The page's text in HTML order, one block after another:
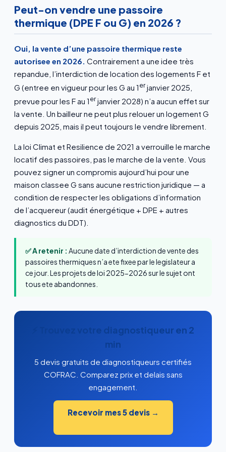
Peut-on vendre une passoire
thermique (DPE F ou G) en 2026 ?
Oui, la vente d’une passoire thermique reste
autorisee en 2026. Contrairement a une idee très
repandue, l’interdiction de location des logements F et
G (entree en vigueur pour les G au 1erjanvier 2025,
prevue pour les F au 1erjanvier 2028) n’a aucun effet sur
la vente. Un bailleur ne peut plus relouer un logement G
depuis 2025, mais il peut toujours le vendre librement.
La loi Climat et Resilience de 2021 a verrouille le marche
locatif des passoires, pas le marche de la vente. Vous
pouvez signer un compromis aujourd’hui pour une
maison classee G sans aucune restriction juridique — a
condition de respecter les obligations d’information
de l’acquereur (audit énergétique + DPE + autres
diagnostics du DDT).
✅ A retenir : Aucune date d’interdiction de vente des
passoires thermiques n’a ete fixee par le legislateur a
ce jour. Les projets de loi 2025-2026 sur le sujet ont
tous ete abandonnes.
⚡ Trouvez votre diagnostiqueur en 2
min
5 devis gratuits de diagnostiqueurs certifiés
COFRAC. Comparez prix et delais sans
engagement.
Recevoir mes 5 devis →